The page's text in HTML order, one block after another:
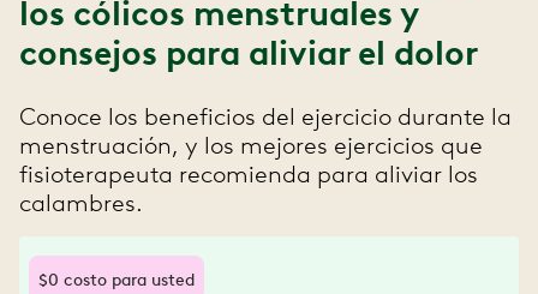
los cólicos menstruales y
consejos para aliviar el dolor
Conoce los beneficios del ejercicio durante la
menstruación, y los mejores ejercicios que
fisioterapeuta recomienda para aliviar los
calambres.
$0 costo para usted